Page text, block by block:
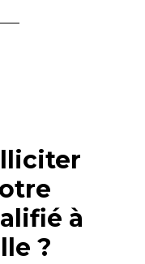
à
?